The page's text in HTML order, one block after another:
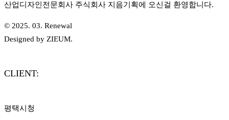
산업디자인전문회사 주식회사 지음기획에 오신걸 환영합니다.
© 2025. 03. Renewal
Designed by ZIEUM.
CLIENT:
평택시청